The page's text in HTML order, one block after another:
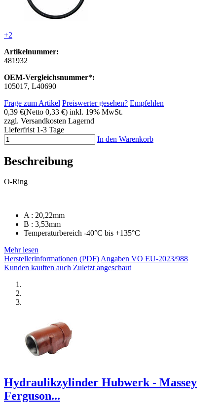
+2
Artikelnummer:
481932
OEM-Vergleichsnummer*:
105017, L40690
Frage zum Artikel Preiswerter gesehen? Empfehlen
0,39 €(Netto 0,33 €) inkl. 19% MwSt.
zzgl. Versandkosten Lagernd
Lieferfrist 1-3 Tage
In den Warenkorb
Beschreibung
O-Ring
A : 20,22mm
B : 3,53mm
Temperaturbereich -40°C bis +135°C
Mehr lesen
Herstellerinformationen (PDF)Angaben VO EU-2023/988
Kunden kauften auch Zuletzt angeschaut
Hydraulikzylinder Hubwerk - Massey
Ferguson...